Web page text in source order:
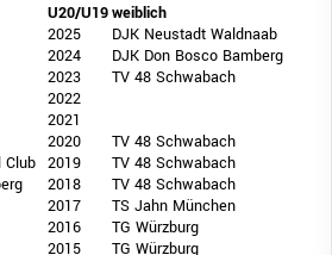
U20/U19weiblich
2025
DJK Neustadt Waldnaab
2024
DJK Don Bosco Bamberg
2023
TV 48 Schwabach
2022
2021
2020
TV 48 Schwabach
Club 2019
TV 48 Schwabach
2018
TV 48 Schwabach
2017
TS Jahn München
2016
TG Würzburg
2015
TG Würzburg